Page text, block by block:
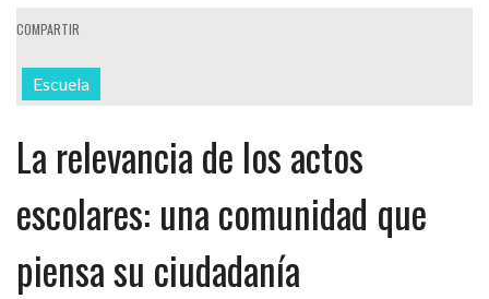
COMPARTIR
Escuela
La relevancia de los actos
escolares: una comunidad que
piensa su ciudadanía